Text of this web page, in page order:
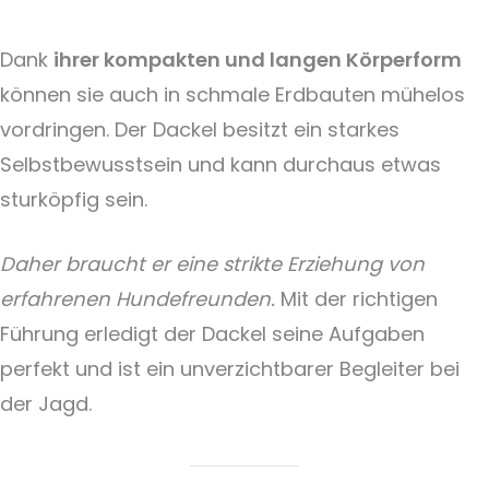
Dank ihrer kompakten und langen Körperform
können sie auch in schmale Erdbauten mühelos
vordringen. Der Dackel besitzt ein starkes
Selbstbewusstsein und kann durchaus etwas
sturköpfig sein.
Daher braucht er eine strikte Erziehung von
erfahrenen Hundefreunden. Mit der richtigen
Führung erledigt der Dackel seine Aufgaben
perfekt und ist ein unverzichtbarer Begleiter bei
der Jagd.